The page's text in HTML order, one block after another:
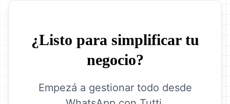
¿Listo para simplificar tu
negocio?
Empezá a gestionar todo desde